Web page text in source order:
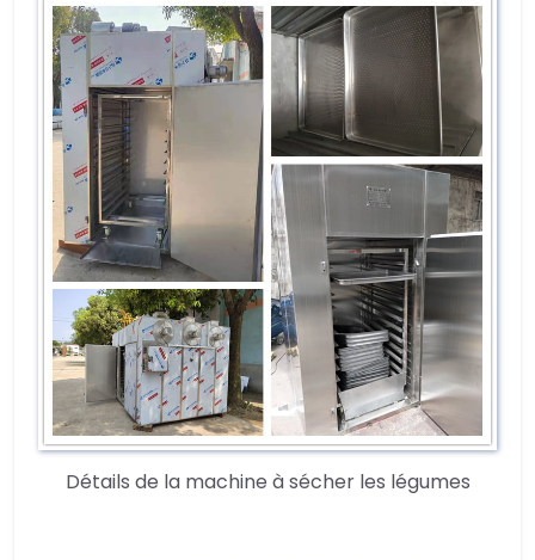
Détails de la machine à sécher les légumes